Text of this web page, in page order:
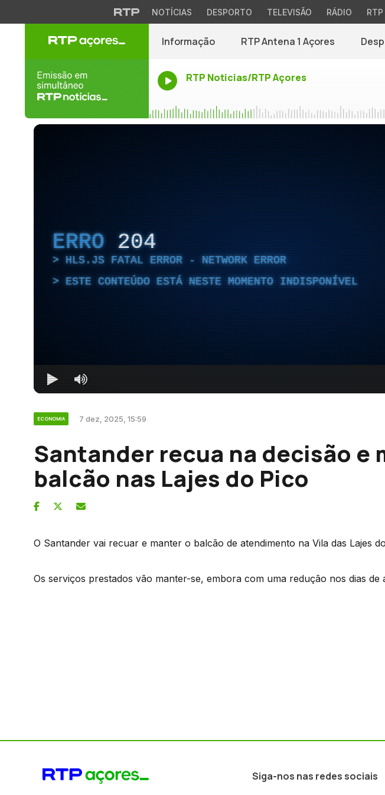
NOTÍCIAS DESPORTO TELEVISÃO RÁDIO RTP
Informação RTP Antena 1 Açores
RTP Noticias/RTP Açores
ERRO 204
HLS.JS FATAL ERROR - NETWORK ERROR
ESTE CONTEÚDO ESTÁ NESTE MOMENTO INDISPONÍVEL
ECONOMIA 7 dez, 2025, 15:59
Santander recua na decisão e
balcão nas Lajes do Pico
O Santander vai recuar e manter o balcão de atendimento na Vila das Lajes
Os serviços prestados vão manter-se, embora com uma redução nos dias de
Siga-nos nas redes sociais